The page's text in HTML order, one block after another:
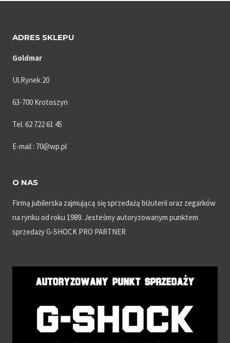
ADRES SKLEPU
Goldmar
Ul.Rynek 20
63-700 Krotoszyn
Tel. 62 722 61 45
E-mail : 70@wp.pl
O NAS
Firmą jubilerska zajmującą się sprzedażą biżuterii oraz zegarków
na rynku od roku 1989. Jesteśmy autoryzowanym punktem
sprzedaży G-SHOCK PRO PARTNER